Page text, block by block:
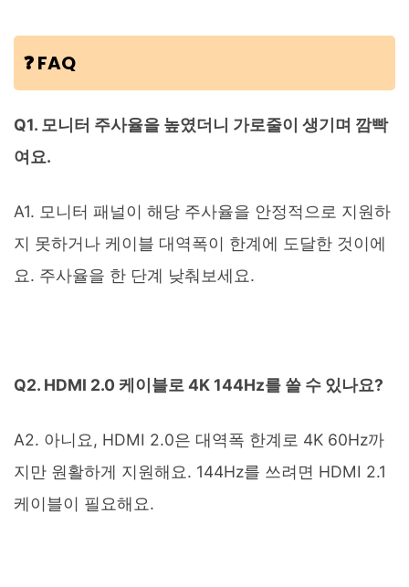
❓ FAQ
Q1. 모니터 주사율을 높였더니 가로줄이 생기며 깜빡
여요.
A1. 모니터 패널이 해당 주사율을 안정적으로 지원하
지 못하거나 케이블 대역폭이 한계에 도달한 것이에
요. 주사율을 한 단계 낮춰보세요.
Q2. HDMI 2.0 케이블로 4K 144Hz를 쓸 수 있나요?
A2. 아니요, HDMI 2.0은 대역폭 한계로 4K 60Hz까
지만 원활하게 지원해요. 144Hz를 쓰려면 HDMI 2.1
케이블이 필요해요.